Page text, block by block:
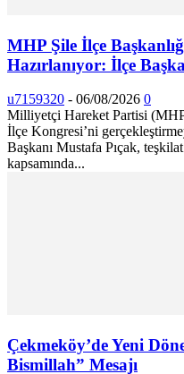
MHP Şile İlçe
Hazırlanıyor: İlçe
u7159320 - 06/08/2026 0
Milliyetçi Hareket Partisi
İlçe Kongresi’ni
Başkanı Mustafa Pıçak,
kapsamında...
Çekmeköy’de Yeni
Bismillah” Mesajı